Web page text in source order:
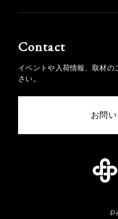
Contact
イベントや入荷情報、取材
さい。
お問